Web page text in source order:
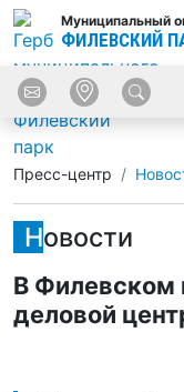
Муниципальный
ФИЛЕВСКИЙ
Пресс-центр
Новости
В Филевском
деловой